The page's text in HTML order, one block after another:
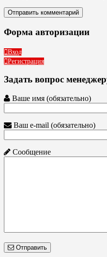
Форма авторизации
Вход
Регистрация
Задать вопрос
Ваше имя (обязательно)
Ваш e-mail (обязательно)
Сообщение
Отправить